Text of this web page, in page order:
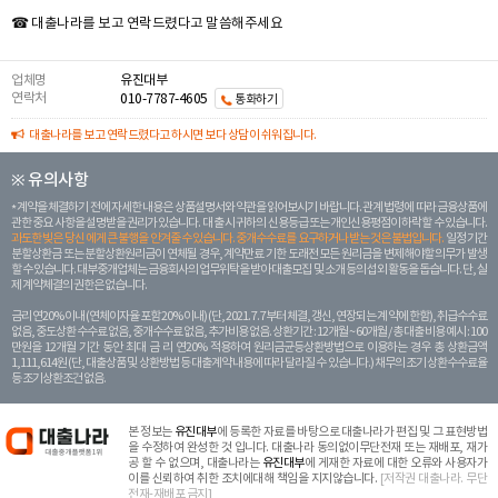
☎ 대출나라를 보고 연락드렸다고 말씀해주세요
업체명
유진대부
연락처
010-7787-4605 통화하기
대출나라를 보고 연락드렸다고 하시면 보다 상담이 쉬워집니다.
※ 유의사항
계약을 체결하기 전에 자세한 내용은 상품설명서와 약관을 읽어보시기 바랍니다. 관계 법령에 따라 금융상품에
관한 중요 사항을 설명받을 권리가 있습니다. 대 출 시 귀하의 신용등급 또는 개인신용평점이 하락할 수 있습니다.
과도한 빚은 당신 에게 큰 불행을 안겨줄 수 있습니다. 중개수수료를 요구하거나 받는 것은 불법입니다. 일정 기간
분할상환금 또는 분할상환원리금이 연체될 경우, 계약만료 기한 도래전 모든 원리금을 변제해야할 의무가 발생
할 수 있습니다. 대부중개업체는 금융회사의 업무위탁을 받아 대출모집 및 소개 등의 섭외 활동을 돕습니다. 단, 실
제 계약체결의 권한은 없습니다.
금리 연20% 이내 (연체이자율 포함 20% 이내) (단, 2021. 7. 7부터 체결, 갱신, 연장되는 계 약에 한함), 취급수수료
없음, 중도상환 수수료 없음, 중개수수료 없음, 추가비용 없음. 상환기간 : 12개월 ~ 60개월 / 총 대출 비용 예시 : 100
만원을 12개월 기간 동안 최대 금 리 연20% 적용하여 원리금균등상환방법으로 이용하는 경우 총 상환금액
1,111,614원 (단, 대출상품 및 상환방법 등 대출계약 내용에 따라 달라질 수 있습니다.) 채무의 조기 상환수수료율
등 조기상환조건 없음.
본 정보는 유진대부에 등록한 자료를 바탕으로 대출나라가 편집 및 그 표현방법
을 수정하여 완성한 것 입니다. 대출나라 동의없이무단전재 또는 재배포, 재가
공 할 수 없으며, 대출나라는 유진대부에 게재한 자료에 대한 오류와 사용자가
이를 신뢰하여 취한 조치에대해 책임을 지지않습니다. [저작권 대출나라. 무단
전재-재배포 금지]